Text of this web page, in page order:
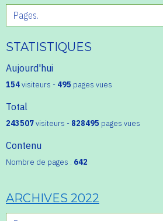
STATISTIQUES
Aujourd'hui
154visiteurs - 495 pages vues
Total
243507visiteurs - 828495 pages vues
Contenu
Nombre de pages : 642
ARCHIVES 2022